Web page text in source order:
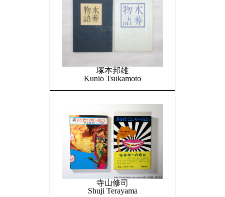
塚本邦雄
Kunio Tsukamoto
寺山修司
Shuji Terayama